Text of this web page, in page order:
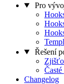
Pro
Řešení
Changelog